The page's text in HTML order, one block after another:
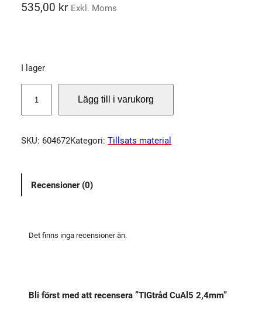
535,00 kr Exkl. Moms
I lager
G
r
d
Lägg till i varukorg
SKU: 604672Kategori: Tillsats material
Recensioner (0)
Det finns inga recensioner än.
Bli först med att recensera ”TIGtråd CuAl5 2,4mm”